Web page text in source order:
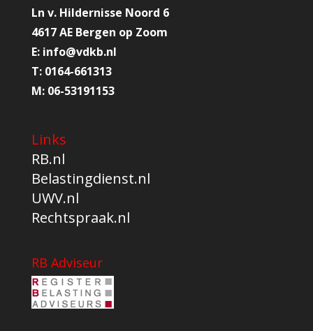
Ln v. Hildernisse Noord 6
4617 AE Bergen op Zoom
E: info@vdkb.nl
T: 0164-661313
M: 06-53191153
Links
RB.nl
Belastingdienst.nl
UWV.nl
Rechtspraak.nl
RB Adviseur